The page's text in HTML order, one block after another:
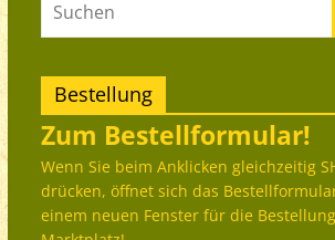
Bestellung
Zum Bestellformular!
Wenn Sie beim Anklicken gleichzeitig
drücken, öffnet sich das
einem neuen Fenster für die